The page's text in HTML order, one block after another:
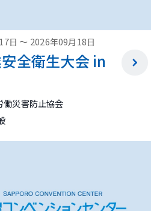
日 ～ 2026年09月18日
全衛生大会 in
働災害防止協会